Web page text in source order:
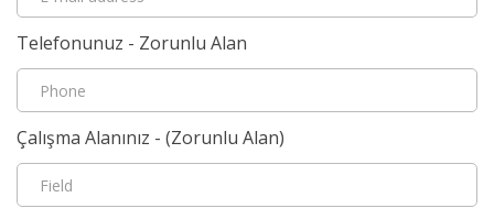
Telefonunuz - Zorunlu Alan
Çalışma Alanınız - (Zorunlu Alan)